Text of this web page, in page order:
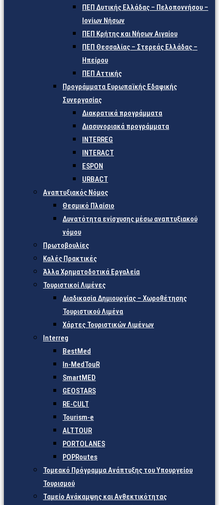
ΠΕΠ Δυτικής Ελλάδας – Πελοποννήσου –
Ιονίων Νήσων
ΠΕΠ Κρήτης και Νήσων Αιγαίου
ΠΕΠ Θεσσαλίας – Στερεάς Ελλάδας –
Ηπείρου
ΠΕΠ Αττικής
Προγράμματα Ευρωπαϊκής Εδαφικής
Συνεργασίας
Διακρατικά προγράμματα
Διασυνοριακά προγράμματα
INTERREG
INTERACT
ESPON
URBACT
Αναπτυξιακός Νόμος
Θεσμικό Πλαίσιο
Δυνατότητα ενίσχυσης μέσω αναπτυξιακού
νόμου
Πρωτοβουλίες
Καλές Πρακτικές
Άλλα Χρηματοδοτικά Εργαλεία
Τουριστικοί Λιμένες
Διαδικασία Δημιουργίας – Χωροθέτησης
Τουριστικού Λιμένα
Χάρτες Τουριστικών Λιμένων
Interreg
BestMed
In-MedTouR
SmartMED
GEOSTARS
RE-CULT
Tourism-e
ALTTOUR
PORTOLANES
POPRoutes
Τομεακό Πρόγραμμα Ανάπτυξης του Υπουργείου
Τουρισμού
Ταμείο Ανάκαμψης και Ανθεκτικότητας